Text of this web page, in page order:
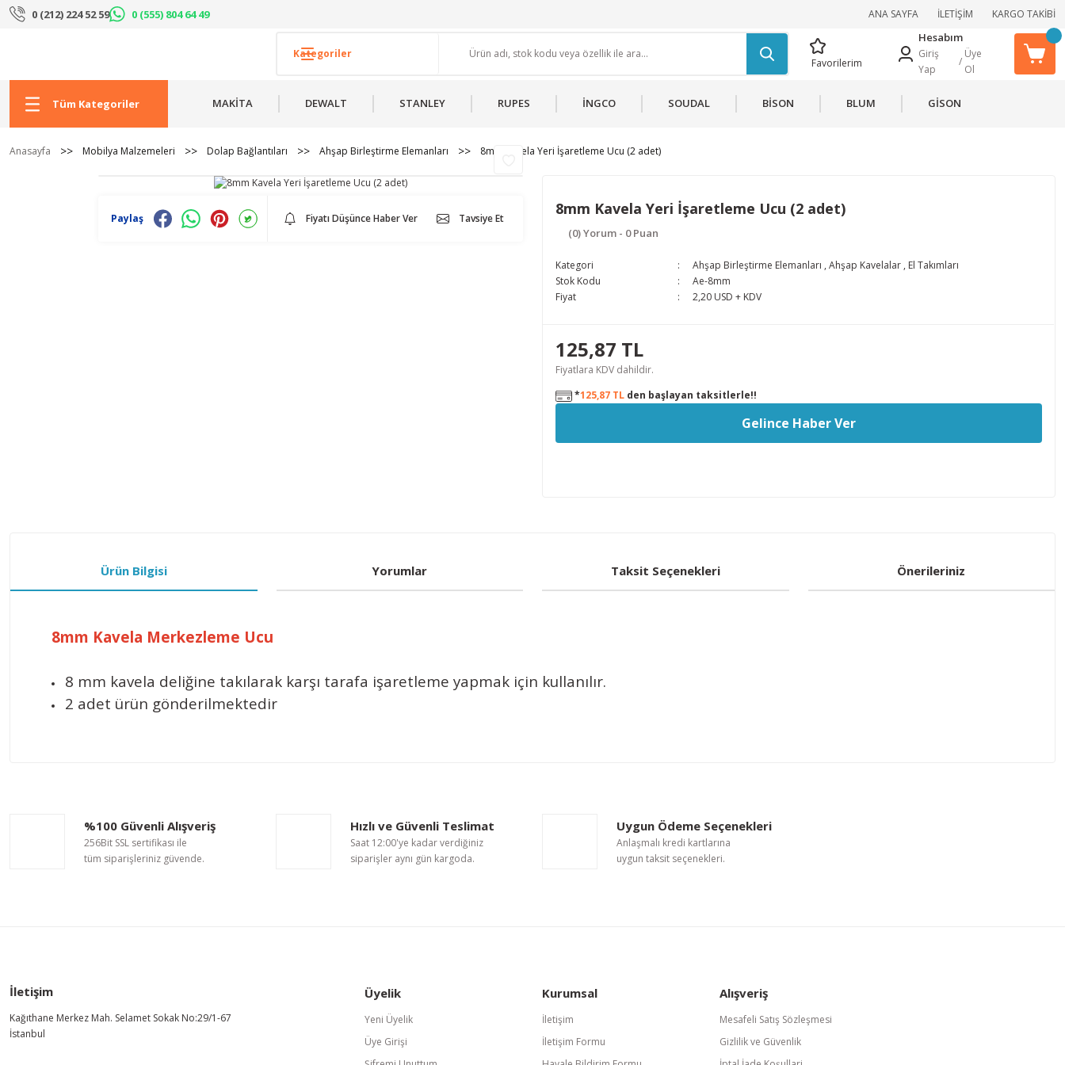
0 (212) 224 52 59 0 (555) 804 64 49 ANA SAYFA İLETİŞİM KARGO TAKİBİ
Favorilerim
Hesabım
Giriş
Yap
/
Üye
Ol
Tüm Kategoriler MAKİTA DEWALT STANLEY RUPES İNGCO SOUDAL BİSON BLUM GİSON
Anasayfa Mobilya Malzemeleri Dolap Bağlantıları Ahşap Birleştirme Elemanları 8mm Kavela Yeri İşaretleme Ucu (2 adet)
Paylaş Fiyatı Düşünce Haber Ver Tavsiye Et
8mm Kavela Yeri İşaretleme Ucu (2 adet)
(0) Yorum - 0 Puan
Kategori Ahşap Birleştirme Elemanları , Ahşap Kavelalar , El Takımları
Stok Kodu
Ae-8mm
Fiyat
2,20 USD + KDV
125,87 TL
Fiyatlara KDV dahildir.
*125,87 TL den başlayan taksitlerle!!
Gelince Haber Ver
Ürün Bilgisi Yorumlar Taksit Seçenekleri Önerileriniz
8mm Kavela Merkezleme Ucu
8 mm kavela deliğine takılarak karşı tarafa işaretleme yapmak için kullanılır.
2 adet ürün gönderilmektedir
Ürün açıklamasında eksik bilgiler bulunuyor.
Ürün bilgilerinde hatalar bulunuyor.
%100 Güvenli Alışveriş
256Bit SSL sertifikası ile
tüm siparişleriniz güvende.
Hızlı ve Güvenli Teslimat
Saat 12:00'ye kadar verdiğiniz
siparişler aynı gün kargoda.
Uygun Ödeme Seçenekleri
Anlaşmalı kredi kartlarına
uygun taksit seçenekleri.
İletişim
Kağıthane Merkez Mah. Selamet Sokak No:29/1-67
İstanbul
Üyelik
Yeni Üyelik
Üye Girişi
Kurumsal
İletişim
İletişim Formu
Alışveriş
Mesafeli Satış Sözleşmesi
Gizlilik ve Güvenlik